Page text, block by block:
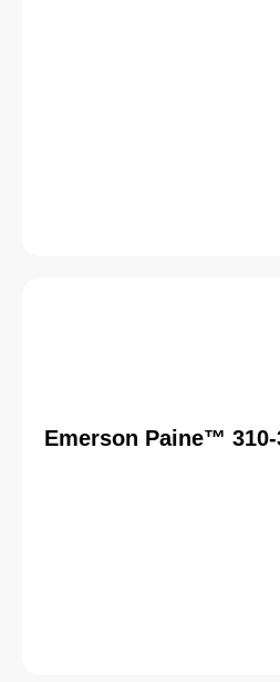
Emerson Paine™ 310-